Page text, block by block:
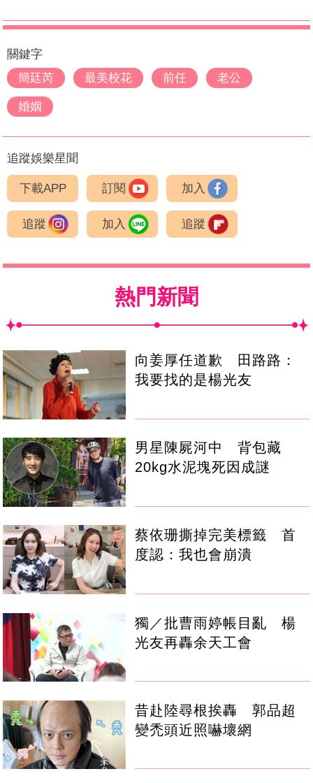
關鍵字
簡廷芮
最美校花 前任 老公
婚姻
追蹤娛樂星聞
下載APP 訂閱 加入
追蹤 加入 追蹤
熱門新聞
向姜厚任道歉 田路路：
我要找的是楊光友
男星陳屍河中 背包藏
20kg水泥塊死因成謎
蔡依珊撕掉完美標籤 首
度認：我也會崩潰
獨／批曹雨婷帳目亂 楊
光友再轟余天工會
昔赴陸尋根挨轟 郭品超
變禿頭近照嚇壞網